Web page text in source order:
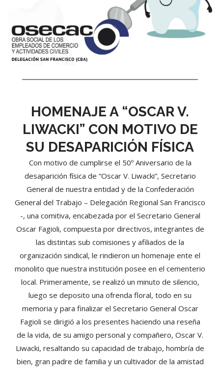
HOMENAJE A “OSCAR V.
LIWACKI” CON MOTIVO DE
SU DESAPARICIÓN FÍSICA
Con motivo de cumplirse el 50º Aniversario de la
desaparición física de “Oscar V. Liwacki”, Secretario
General de nuestra entidad y de la Confederación
General del Trabajo – Delegación Regional San Francisco
-, una comitiva, encabezada por el Secretario General
Oscar Fagioli, compuesta por directivos, integrantes de
las distintas sub comisiones y afiliados de la
organización sindical, le rindieron un homenaje ente el
monolito que nuestra institución posee en el cementerio
local. Primeramente, se realizó un minuto de silencio,
luego se deposito una ofrenda floral, todo en su
memoria y para finalizar el Secretario General Oscar
Fagioli se dirigió a los presentes haciendo una reseña
de la vida, de su amigo personal y compañero, Oscar V.
Liwacki, resaltando su capacidad de trabajo, hombría de
bien, gran padre de familia y un cultivador de la amistad